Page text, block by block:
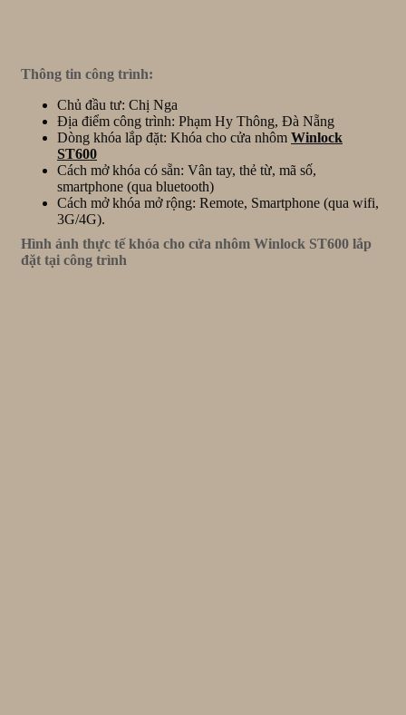
Thông tin công trình:
Chủ đầu tư: Chị Nga
Địa điểm công trình: Phạm Hy Thông, Đà Nẵng
Dòng khóa lắp đặt: Khóa cho cửa nhôm Winlock
ST600
Cách mở khóa có sẵn: Vân tay, thẻ từ, mã số,
smartphone (qua bluetooth)
Cách mở khóa mở rộng: Remote, Smartphone (qua wifi,
3G/4G).
Hình ảnh thực tế khóa cho cửa nhôm Winlock ST600 lắp
đặt tại công trình